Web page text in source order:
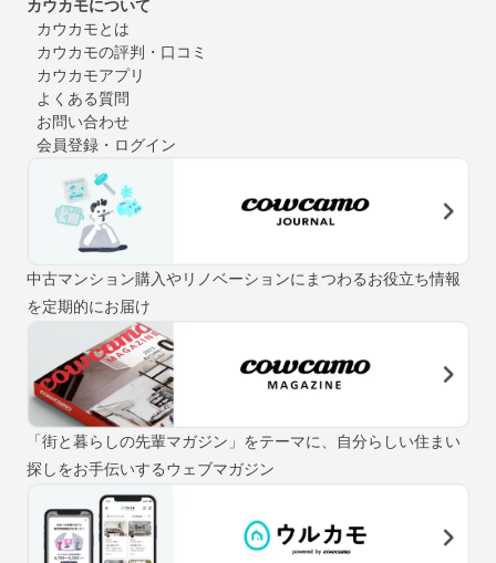
カウカモについて
カウカモとは
カウカモの評判・口コミ
カウカモアプリ
よくある質問
お問い合わせ
会員登録・ログイン
中古マンション購入やリノベーションにまつわるお役立ち情報
を定期的にお届け
「街と暮らしの先輩マガジン」をテーマに、自分らしい住まい
探しをお手伝いするウェブマガジン